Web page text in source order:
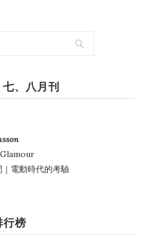
、八月刊
｜電動時代的考驗
榜